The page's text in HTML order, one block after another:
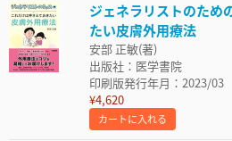
ジェネラリストのため
たい皮膚外用療法
安部 正敏(著)
出版社：医学書院
印刷版発行年月：2023/03
¥4,620
カートに入れる